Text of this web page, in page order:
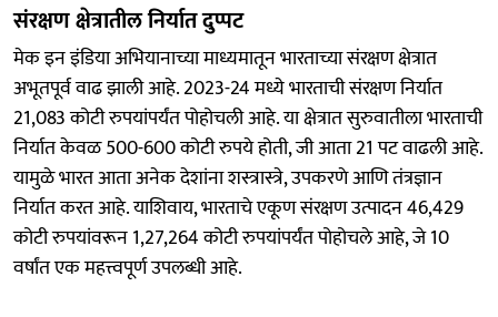
संरक्षण क्षेत्रातील निर्यात दुप्पट
मेक इन इंडिया अभियानाच्या माध्यमातून भारताच्या संरक्षण क्षेत्रात
अभूतपूर्व वाढ झाली आहे. 2023-24 मध्ये भारताची संरक्षण निर्यात
21,083 कोटी रुपयांपर्यंत पोहोचली आहे. या क्षेत्रात सुरुवातीला भारताची
निर्यात केवळ 500-600 कोटी रुपये होती, जी आता 21 पट वाढली आहे.
यामुळे भारत आता अनेक देशांना शस्त्रास्त्रे, उपकरणे आणि तंत्रज्ञान
निर्यात करत आहे. याशिवाय, भारताचे एकूण संरक्षण उत्पादन 46,429
कोटी रुपयांवरून 1,27,264 कोटी रुपयांपर्यंत पोहोचले आहे, जे 10
वर्षांत एक महत्त्वपूर्ण उपलब्धी आहे.